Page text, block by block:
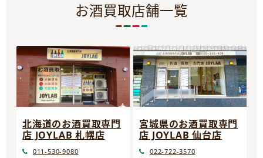
お酒買取店舗一覧
北海道のお酒買取専門
店 JOYLAB 札幌店
011-530-9080
宮城県のお酒買取専門
店 JOYLAB 仙台店
022-722-3570